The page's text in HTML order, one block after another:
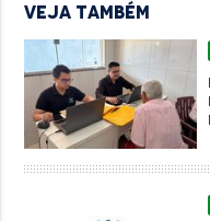
Veja Também